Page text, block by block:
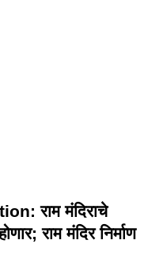
राम मंदिराचे
राम मंदिर निर्माण